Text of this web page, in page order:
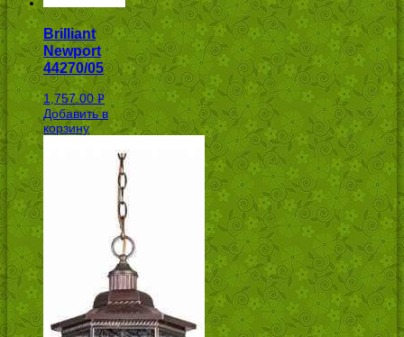
Brilliant
Newport
44270/05
1,757.00Р
УБ.
Добавить в
корзину